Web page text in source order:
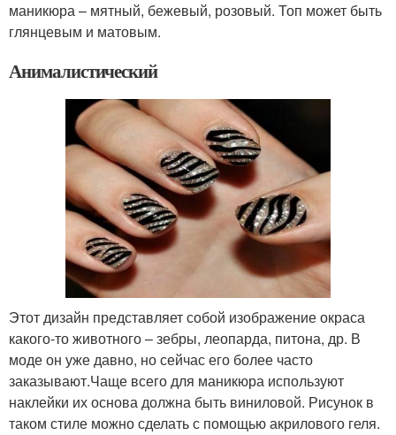
маникюра – мятный, бежевый, розовый. Топ может быть
глянцевым и матовым.
Анималистический
Этот дизайн представляет собой изображение окраса
какого-то животного – зебры, леопарда, питона, др. В
моде он уже давно, но сейчас его более часто
заказывают.Чаще всего для маникюра используют
наклейки их основа должна быть виниловой. Рисунок в
таком стиле можно сделать с помощью акрилового геля.